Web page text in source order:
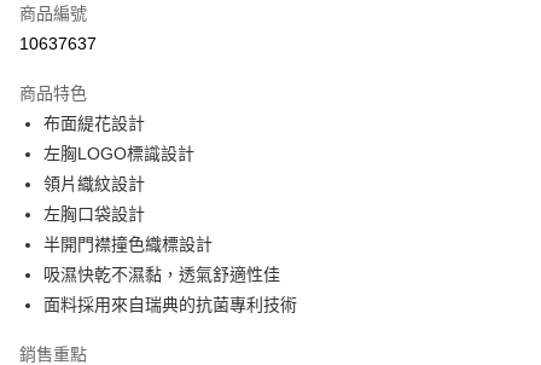
LINE Pay
悠遊付
Google Pay
運送方式
每筆NT$90，滿NT$899(含以上)免運費
商品編號
10637637
商品特色
布面緹花設計
左胸LOGO標識設計
領片織紋設計
左胸口袋設計
半開門襟撞色織標設計
吸濕快乾不濕黏，透氣舒適性佳
面料採用來自瑞典的抗菌專利技術
銷售重點